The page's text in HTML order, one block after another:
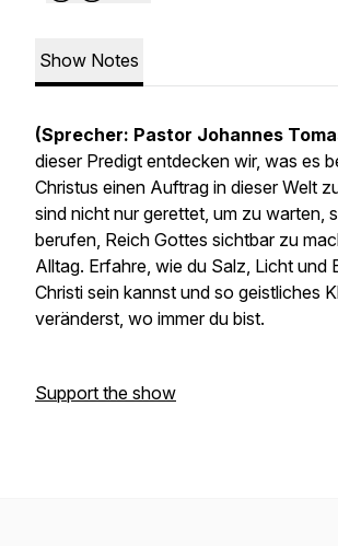
Show Notes
(Sprecher: Pastor Johannes
dieser Predigt entdecken wir, was es
Christus einen Auftrag in dieser Welt
sind nicht nur gerettet, um zu warten,
berufen, Reich Gottes sichtbar zu
Alltag. Erfahre, wie du Salz, Licht und
Christi sein kannst und so geistliches
veränderst, wo immer du bist.
Support the show